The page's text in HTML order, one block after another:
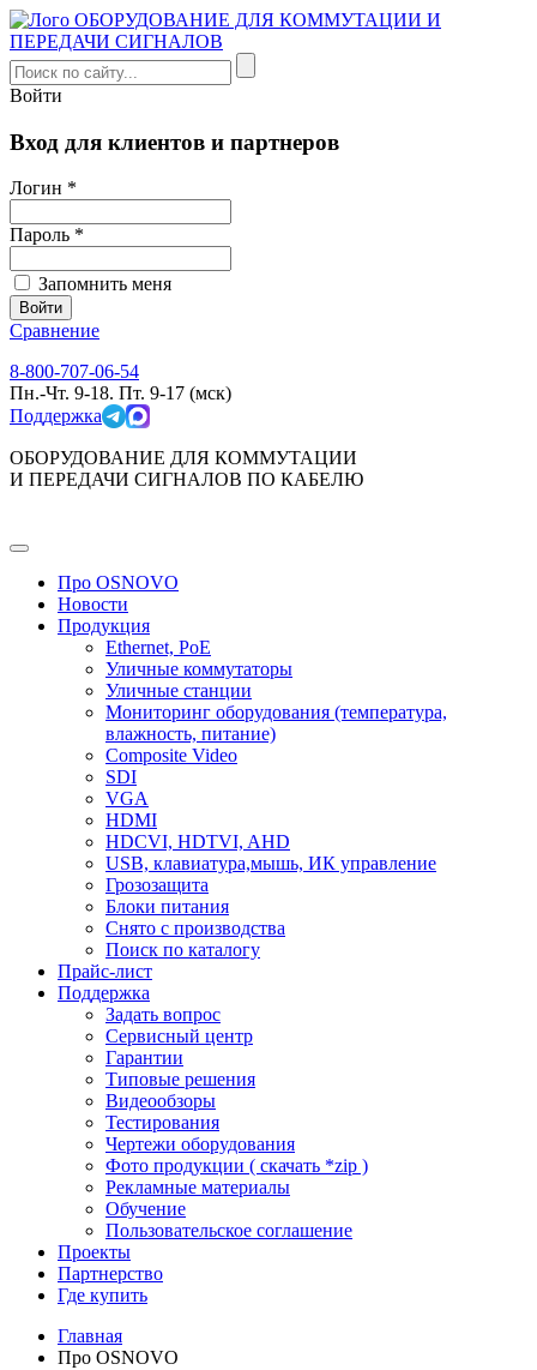
Войти
Вход для клиентов и партнеров
Логин *
Пароль *
Запомнить меня
Сравнение
8-800-707-06-54
Пн.-Чт. 9-18. Пт. 9-17 (мск)
Поддержка
ОБОРУДОВАНИЕ ДЛЯ КОММУТАЦИИ
И ПЕРЕДАЧИ СИГНАЛОВ ПО КАБЕЛЮ
Про OSNOVO
Новости
Продукция
Ethernet, PoE
Уличные коммутаторы
Уличные станции
Мониторинг оборудования (температура,
влажность, питание)
Composite Video
SDI
VGA
HDMI
HDCVI, HDTVI, AHD
USB, клавиатура,мышь, ИК управление
Грозозащита
Блоки питания
Снято с производства
Поиск по каталогу
Прайс-лист
Поддержка
Задать вопрос
Сервисный центр
Гарантии
Типовые решения
Видеообзоры
Тестирования
Чертежи оборудования
Фото продукции ( скачать *zip )
Рекламные материалы
Обучение
Пользовательское соглашение
Проекты
Партнерство
Где купить
Главная
Про OSNOVO